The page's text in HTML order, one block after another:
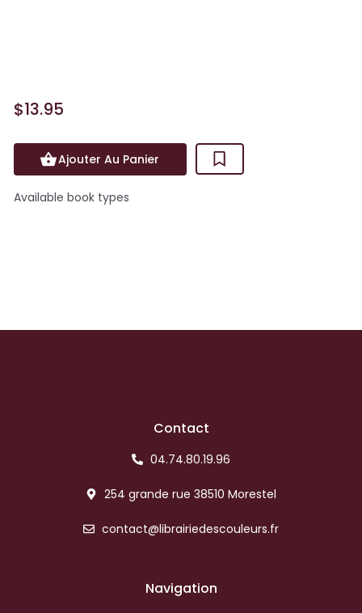
$13.95
Ajouter Au Panier
Available book types
Contact
04.74.80.19.96
254 grande rue 38510 Morestel
contact@librairiedescouleurs.fr
Navigation